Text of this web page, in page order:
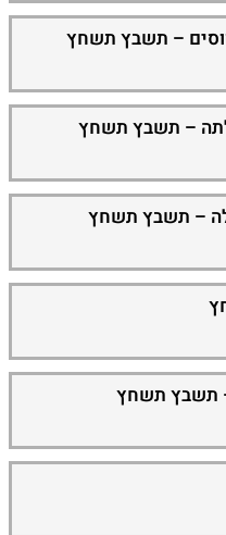
– תשבץ תשחץ
לתה – תשבץ תשחץ
– תשבץ תשחץ
תשבץ תשחץ